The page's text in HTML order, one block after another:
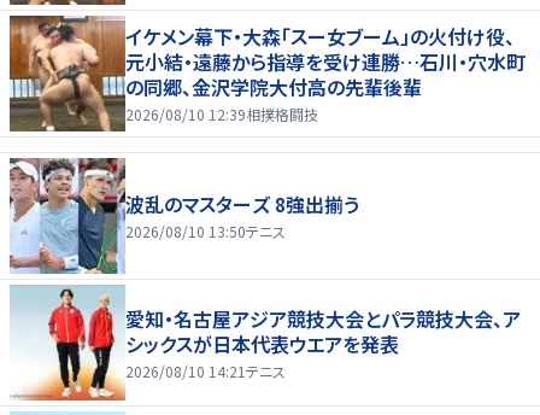
イケメン幕下・大森「スー女ブーム」の火付け役、
元小結・遠藤から指導を受け連勝…石川・穴水町
の同郷、金沢学院大付高の先輩後輩
2026/08/10 12:39相撲格闘技
波乱のマスターズ 8強出揃う
2026/08/10 13:50テニス
愛知・名古屋アジア競技大会とパラ競技大会、ア
シックスが日本代表ウエアを発表
2026/08/10 14:21テニス